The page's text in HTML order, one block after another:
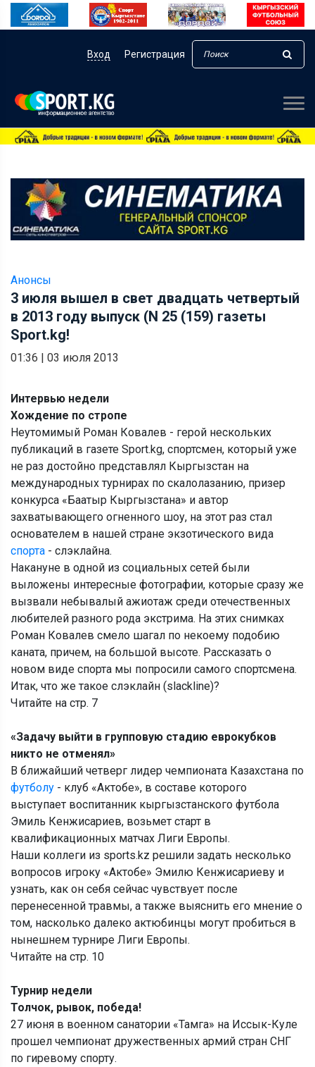
Вход Регистрация
Анонсы
3 июля вышел в свет двадцать четвертый
в 2013 году выпуск (N 25 (159) газеты
Sport.kg!
01:36 | 03 июля 2013
Интервью недели
Хождение по стропе
Неутомимый Роман Ковалев - герой нескольких
публикаций в газете Sport.kg, спортсмен, который уже
не раз достойно представлял Кыргызстан на
международных турнирах по скалолазанию, призер
конкурса «Баатыр Кыргызстана» и автор
захватывающего огненного шоу, на этот раз стал
основателем в нашей стране экзотического вида
спорта - слэклайна.
Накануне в одной из социальных сетей были
выложены интересные фотографии, которые сразу же
вызвали небывалый ажиотаж среди отечественных
любителей разного рода экстрима. На этих снимках
Роман Ковалев смело шагал по некоему подобию
каната, причем, на большой высоте. Рассказать о
новом виде спорта мы попросили самого спортсмена.
Итак, что же такое слэклайн (slackline)?
Читайте на стр. 7
«Задачу выйти в групповую стадию еврокубков
никто не отменял»
В ближайший четверг лидер чемпионата Казахстана по
футболу - клуб «Актобе», в составе которого
выступает воспитанник кыргызстанского футбола
Эмиль Кенжисариев, возьмет старт в
квалификационных матчах Лиги Европы.
Наши коллеги из sports.kz решили задать несколько
вопросов игроку «Актобе» Эмилю Кенжисариеву и
узнать, как он себя сейчас чувствует после
перенесенной травмы, а также выяснить его мнение о
том, насколько далеко актюбинцы могут пробиться в
нынешнем турнире Лиги Европы.
Читайте на стр. 10
Турнир недели
Толчок, рывок, победа!
27 июня в военном санатории «Тамга» на Иссык-Куле
прошел чемпионат дружественных армий стран СНГ
по гиревому спорту.